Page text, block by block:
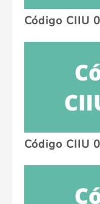
Código CIIU
Código CIIU